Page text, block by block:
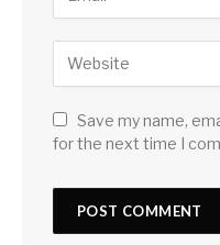
Save my name,
for the next time I